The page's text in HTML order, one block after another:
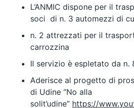
L’ANMIC dispone per il
soci di n. 3 automezzi di
n. 2 attrezzati per il
carrozzina
Il servizio è espletato da n.
Aderisce al progetto di
di Udine “No alla
solit’udine” https://